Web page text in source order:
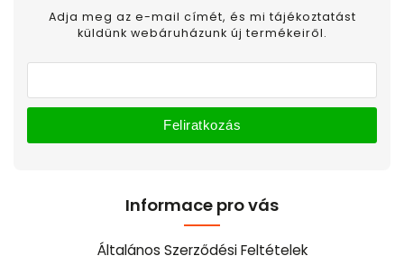
Informace pro vás
Általános Szerződési Feltételek
Adja meg az e-mail címét, és mi tájékoztatást
küldünk webáruházunk új termékeiről.
Feliratkozás